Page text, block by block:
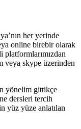
her yerinde
online birebir olarak
veya skype üzerinden
yönelim gittikçe
dersleri tercih
yüz yüze anlatılan